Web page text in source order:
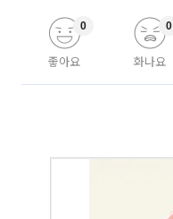
좋아요
0
화나요
0